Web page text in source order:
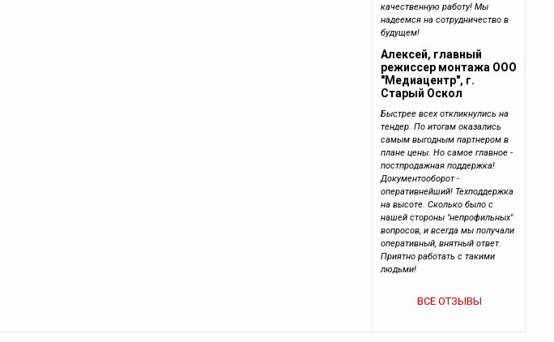
качественную работу! Мы
надеемся на сотрудничество в
будущем!
Алексей, главный
режиссер монтажа ООО
"Медиацентр", г.
Старый Оскол
Быстрее всех откликнулись на
тендер. По итогам оказались
самым выгодным партнером в
плане цены. Но самое главное -
постпродажная поддержка!
Документооборот -
оперативнейший! Техподдержка
на высоте. Сколько было с
нашей стороны "непрофильных"
вопросов, и всегда мы получали
оперативный, внятный ответ.
Приятно работать с такими
людьми!
ВСЕ ОТЗЫВЫ